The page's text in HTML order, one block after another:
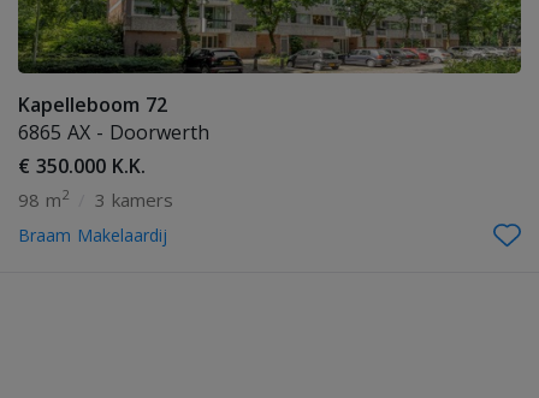
Kapelleboom 72
6865 AX - Doorwerth
€ 350.000 K.K.
98 m2 3 kamers
Braam Makelaardij